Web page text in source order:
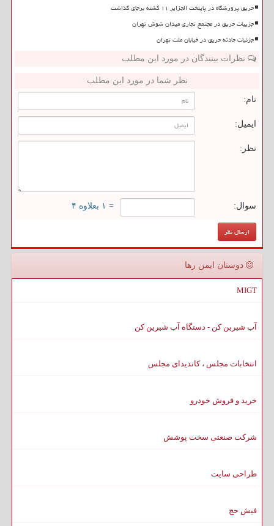
حریق پرورشگاه در پایتخت الجزایر ۱۱ کشته برجای گذاشت
جزییات حریق در مجتمع تجاری میدان شوش تهران
جزئیات حادثه حریق در خیابان ملت تهران
نظرات بینندگان در مورد این مطلب
نظر شما در مورد این مطلب
نام:
ایمیل:
نظر:
سوال: = ۱ بعلاوه ۴
دوستان ایمن رها
MIGT
آب شیرین کن - دستگاه آب شیرین کن
انتخابات مجلس ، کاندیدای مجلس
خرید و فروش خودرو
شرکت صنعتی سخت پوشش
طراحی سایت
فیش حج